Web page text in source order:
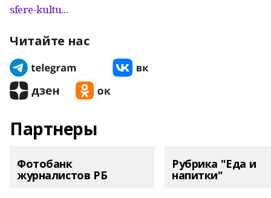
sfere-kultu...
Читайте нас
Партнеры
Фотобанк
журналистов РБ
Рубрика "Еда и
напитки"